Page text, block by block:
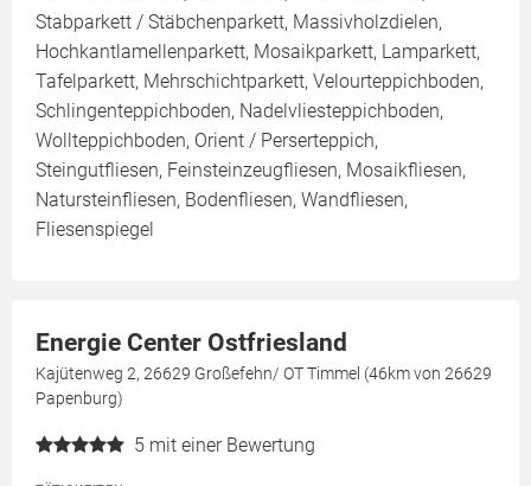
Stabparkett / Stäbchenparkett, Massivholzdielen,
Hochkantlamellenparkett, Mosaikparkett, Lamparkett,
Tafelparkett, Mehrschichtparkett, Velourteppichboden,
Schlingenteppichboden, Nadelvliesteppichboden,
Wollteppichboden, Orient / Perserteppich,
Steingutfliesen, Feinsteinzeugfliesen, Mosaikfliesen,
Natursteinfliesen, Bodenfliesen, Wandfliesen,
Fliesenspiegel
Energie Center Ostfriesland
Kajütenweg 2, 26629 Großefehn/ OT Timmel (46km von 26629
Papenburg)
5 mit einer Bewertung